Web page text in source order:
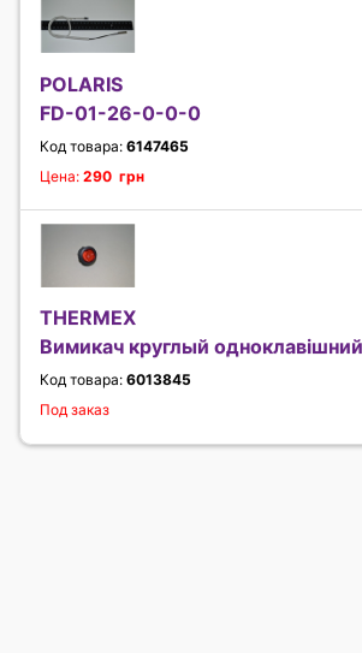
POLARIS
FD-01-26-0-0-0
Код товара: 6147465
Цена: 290 грн
THERMEX
Вимикач круглый
Код товара: 6013845
Под заказ